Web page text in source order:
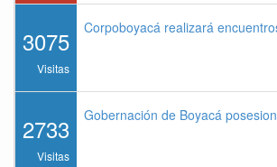
3075
Visitas
Corpoboyacá realizará
2733
Visitas
Gobernación de Boyacá